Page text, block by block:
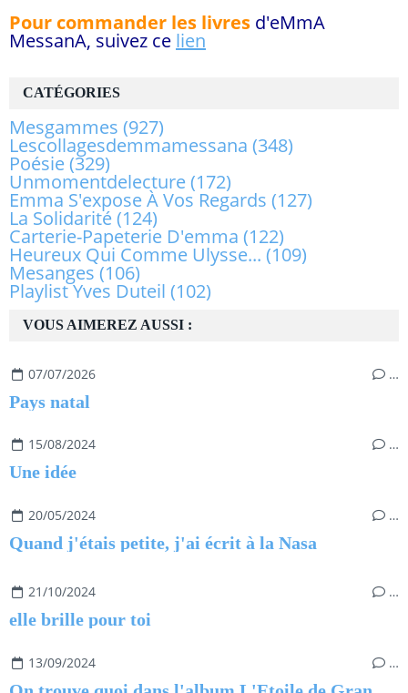
VOUS AIMEREZ AUSSI :
07/07/2026 …
Pays natal
15/08/2024 …
Une idée
20/05/2024 …
Quand j'étais petite, j'ai écrit à la Nasa
21/10/2024 …
elle brille pour toi
13/09/2024 …
CATÉGORIES
Mesgammes (927)
Lescollagesdemmamessana (348)
Poésie(329)
Unmomentdelecture(172)
Emma S'expose À Vos Regards (127)
La Solidarité(124)
Carterie-Papeterie D'emma (122)
Heureux Qui Comme Ulysse... (109)
Mesanges (106)
Playlist Yves Duteil (102)
Pour commander les livres d'eMmA
MessanA, suivez ce lien